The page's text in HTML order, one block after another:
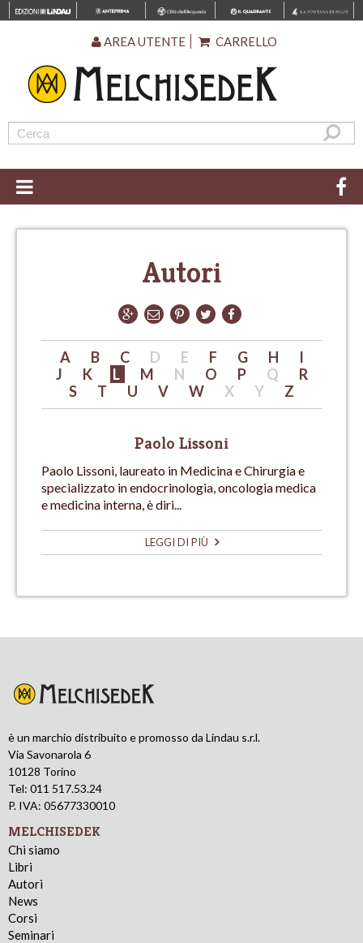
AREA UTENTE CARRELLO
Autori
A B C D E F G H
I
J
K L M N O P Q
R
S
T U V W X Y Z
Paolo Lissoni
Paolo Lissoni, laureato in Medicina e Chirurgia e
specializzato in endocrinologia, oncologia medica
e medicina interna, è diri...
LEGGI DI PIÙ
è un marchio distribuito e promosso da Lindau s.r.l.
Via Savonarola 6
10128 Torino
Tel: 011 517.53.24
P. IVA: 05677330010
MELCHISEDEK
Chi siamo
Libri
Autori
News
Corsi
Seminari